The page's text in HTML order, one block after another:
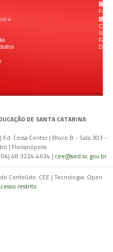
Conselho
Ministério
DE SANTA CATARINA
Ceisa Center | Bloco B - Sala 303 -
| Florianópolis
48 3224 4634 | cee@sed.sc.gov.br
Conteúdo: CEE | Tecnologia: Open
restrito